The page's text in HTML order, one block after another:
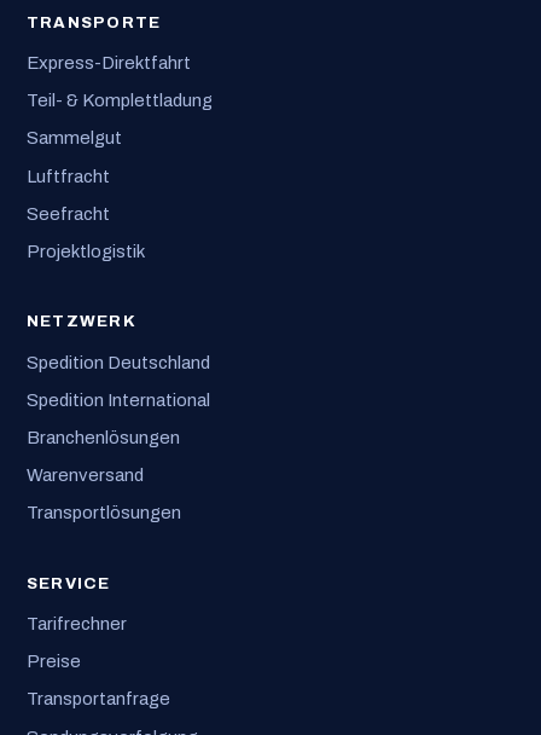
TRANSPORTE
Express-Direktfahrt
Teil- & Komplettladung
Sammelgut
Luftfracht
Seefracht
Projektlogistik
NETZWERK
Spedition Deutschland
Spedition International
Branchenlösungen
Warenversand
Transportlösungen
SERVICE
Tarifrechner
Preise
Transportanfrage